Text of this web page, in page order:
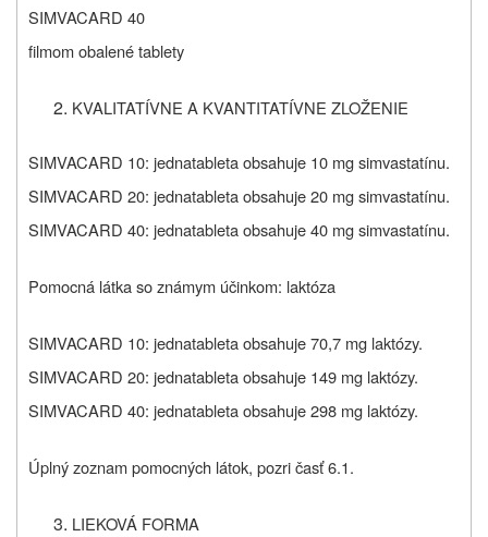
SIMVACARD 40
filmom obalené tablety
KVALITATÍVNE A KVANTITATÍVNE ZLOŽENIE
SIMVACARD 10: jednatableta obsahuje 10 mg simvastatínu.
SIMVACARD 20: jednatableta obsahuje 20 mg simvastatínu.
SIMVACARD 40: jednatableta obsahuje 40 mg simvastatínu.
Pomocná látka so známym účinkom: laktóza
SIMVACARD 10: jednatableta obsahuje 70,7 mg laktózy.
SIMVACARD 20: jednatableta obsahuje 149 mg laktózy.
SIMVACARD 40: jednatableta obsahuje 298 mg laktózy.
Úplný zoznam pomocných látok, pozri časť 6.1.
LIEKOVÁ FORMA